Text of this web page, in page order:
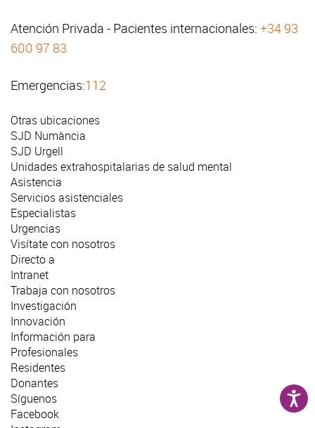
Atención Privada - Pacientes internacionales: +34 93
600 97 83
Emergencias:112
Otras ubicaciones
SJD Numància
SJD Urgell
Unidades extrahospitalarias de salud mental
Asistencia
Servicios asistenciales
Especialistas
Urgencias
Visítate con nosotros
Directo a
Intranet
Trabaja con nosotros
Investigación
Innovación
Información para
Profesionales
Residentes
Donantes
Síguenos
Facebook